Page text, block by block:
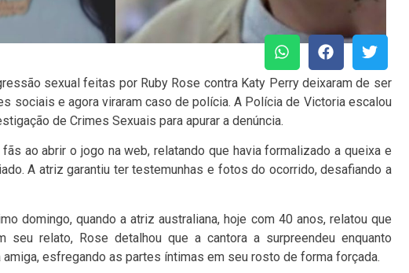
sexual feitas por Ruby Rose contra Katy Perry deixaram de ser
sociais e agora viraram caso de polícia. A Polícia de Victoria escalou
de Crimes Sexuais para apurar a denúncia.
ao abrir o jogo na web, relatando que havia formalizado a queixa e
A atriz garantiu ter testemunhas e fotos do ocorrido, desafiando a
domingo, quando a atriz australiana, hoje com 40 anos, relatou que
seu relato, Rose detalhou que a cantora a surpreendeu enquanto
esfregando as partes íntimas em seu rosto de forma forçada.